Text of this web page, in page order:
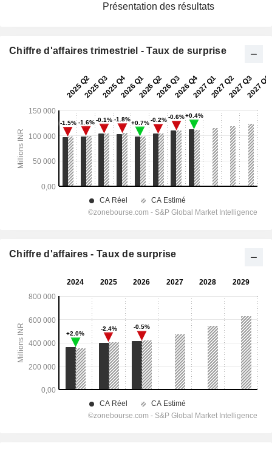
Présentation des résultats
Chiffre d'affaires trimestriel - Taux de surprise
Chiffre d'affaires - Taux de surprise